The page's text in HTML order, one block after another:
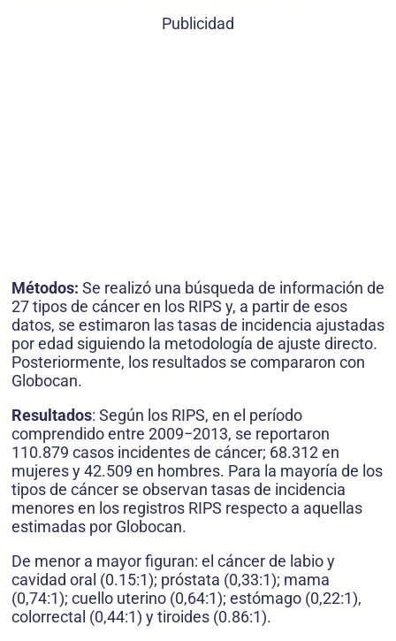
Publicidad
Métodos: Se realizó una búsqueda de información de
27 tipos de cáncer en los RIPS y, a partir de esos
datos, se estimaron las tasas de incidencia ajustadas
por edad siguiendo la metodología de ajuste directo.
Posteriormente, los resultados se compararon con
Globocan.
Resultados: Según los RIPS, en el período
comprendido entre 2009−2013, se reportaron
110.879 casos incidentes de cáncer; 68.312 en
mujeres y 42.509 en hombres. Para la mayoría de los
tipos de cáncer se observan tasas de incidencia
menores en los registros RIPS respecto a aquellas
estimadas por Globocan.
De menor a mayor figuran: el cáncer de labio y
cavidad oral (0.15:1); próstata (0,33:1); mama
(0,74:1); cuello uterino (0,64:1); estómago (0,22:1),
colorrectal (0,44:1) y tiroides (0.86:1).